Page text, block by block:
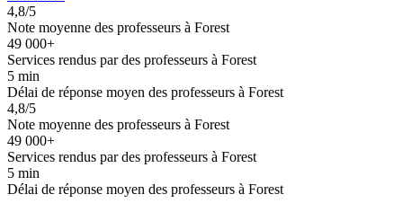
4,8/5
Note moyenne des professeurs à Forest
49 000+
Services rendus par des professeurs à Forest
5 min
Délai de réponse moyen des professeurs à Forest
4,8/5
Note moyenne des professeurs à Forest
49 000+
Services rendus par des professeurs à Forest
5 min
Délai de réponse moyen des professeurs à Forest